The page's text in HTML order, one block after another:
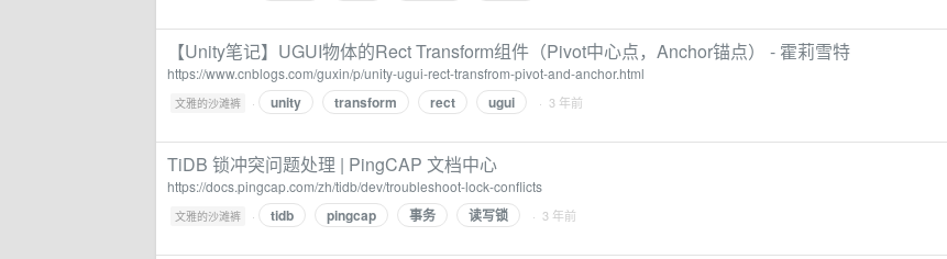
【Unity笔记】UGUI物体的Rect Transform组件（Pivot中心点，Anchor锚点） - 霍莉雪特
https://www.cnblogs.com/guxin/p/unity-ugui-rect-transfrom-pivot-and-anchor.html
文雅的沙滩裤 · unity transform rect ugui · 3 年前
TiDB 锁冲突问题处理 | PingCAP 文档中心
https://docs.pingcap.com/zh/tidb/dev/troubleshoot-lock-conflicts
文雅的沙滩裤 · tidb pingcap 事务 读写锁 · 3 年前